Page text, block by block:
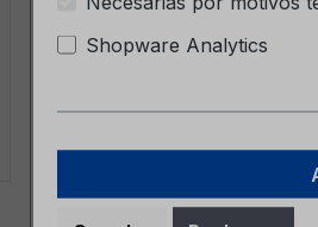
Manual del conductor
Shopware Analytics